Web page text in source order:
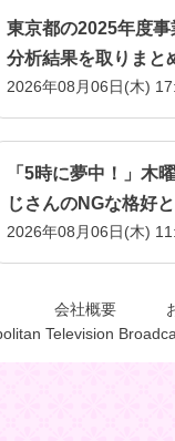
東京都の2025年度
分析結果を取りまと
2026年08月06日(木)
「5時に夢中！」木
じさんのNGな格好
2026年08月06日(木)
会社概要
Television